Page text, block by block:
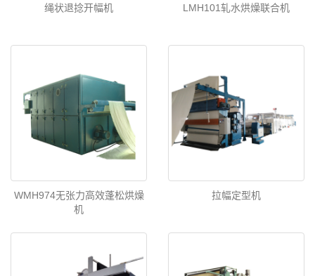
绳状退捻开幅机 LMH101轧水烘燥联合机
WMH974无张力高效蓬松烘燥
机
拉幅定型机